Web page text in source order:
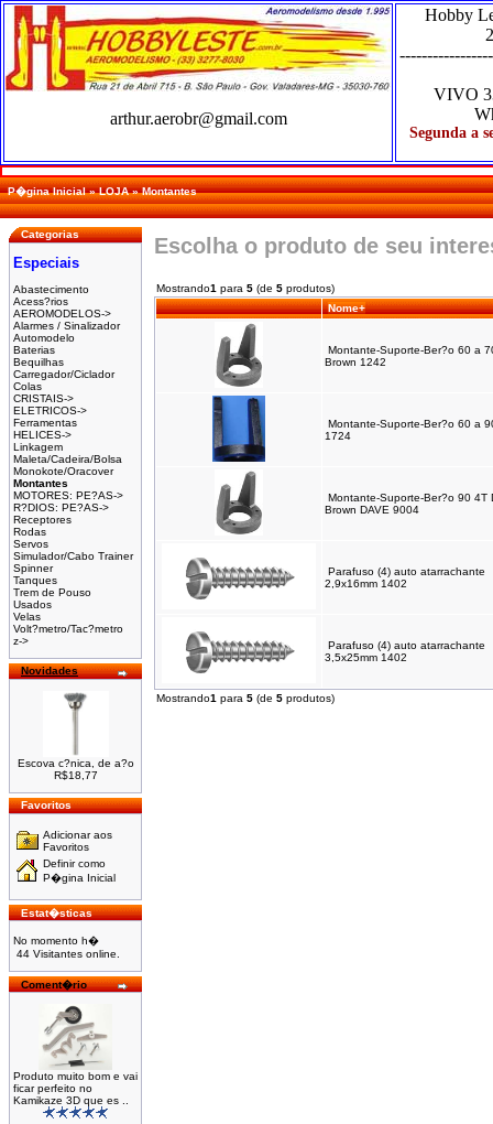
arthur.aerobr@gmail.com
Hobby
VIVO
Segunda a
P�gina Inicial»LOJA»Montantes
Categorias
Especiais
Abastecimento
Acess?rios
AEROMODELOS->
Alarmes / Sinalizador
Automodelo
Baterias
Bequilhas
Carregador/Ciclador
Colas
CRISTAIS->
ELETRICOS->
Ferramentas
HELICES->
Linkagem
Maleta/Cadeira/Bolsa
Monokote/Oracover
Montantes
MOTORES: PE?AS->
R?DIOS: PE?AS->
Receptores
Rodas
Servos
Simulador/Cabo Trainer
Spinner
Tanques
Trem de Pouso
Usados
Velas
Volt?metro/Tac?metro
z->
Novidades
Escova c?nica, de a?o
R$18,77
Favoritos
Adicionar aos
Favoritos
Definir como
P�gina Inicial
Estat�sticas
No momento h�
44 Visitantes online.
Coment�rio
Produto muito bom e vai
ficar perfeito no
Kamikaze 3D que es ..
Escolha o produto de seu
Mostrando1 para 5 (de 5 produtos)
Nome+
Montante-Suporte-Ber?o 60 a
Brown 1242
Montante-Suporte-Ber?o 60 a
1724
Montante-Suporte-Ber?o 90 4T
Brown DAVE 9004
Parafuso (4) auto atarrachante
2,9x16mm 1402
Parafuso (4) auto atarrachante
3,5x25mm 1402
Mostrando1 para 5 (de 5 produtos)